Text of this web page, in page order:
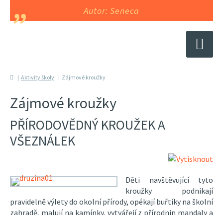
Autor: Seneca
Aktivity školy Zájmové kroužky
Zájmové kroužky
PŘÍRODOVĚDNÝ KROUŽEK A
VŠEZNÁLEK
Děti navštěvující tyto
kroužky podnikají
pravidelně výlety do okolní přírody, opékají buřtíky na školní
zahradě, malují na kamínky, vytvářejí z přírodnin mandaly a